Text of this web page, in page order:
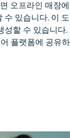
오프라인 매장
있습니다. 이 도
할 수 있습니다.
플랫폼에 공유